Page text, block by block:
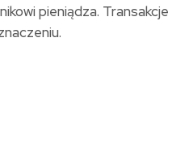
pieniądza. Transakcje